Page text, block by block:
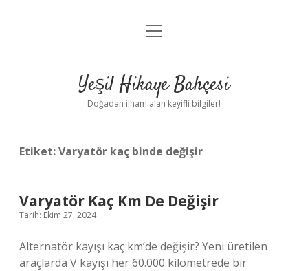
Anasayfa
Yasal Uyarı
menüyü
Yeşil Hikaye Bahçesi
Doğadan ilham alan keyifli bilgiler!
Etiket:Varyatör kaç binde değişir
Varyatör Kaç Km De Değişir
Tarih: Ekim 27, 2024
Alternatör kayışı kaç km’de değişir? Yeni üretilen
araçlarda V kayışı her 60.000 kilometrede bir